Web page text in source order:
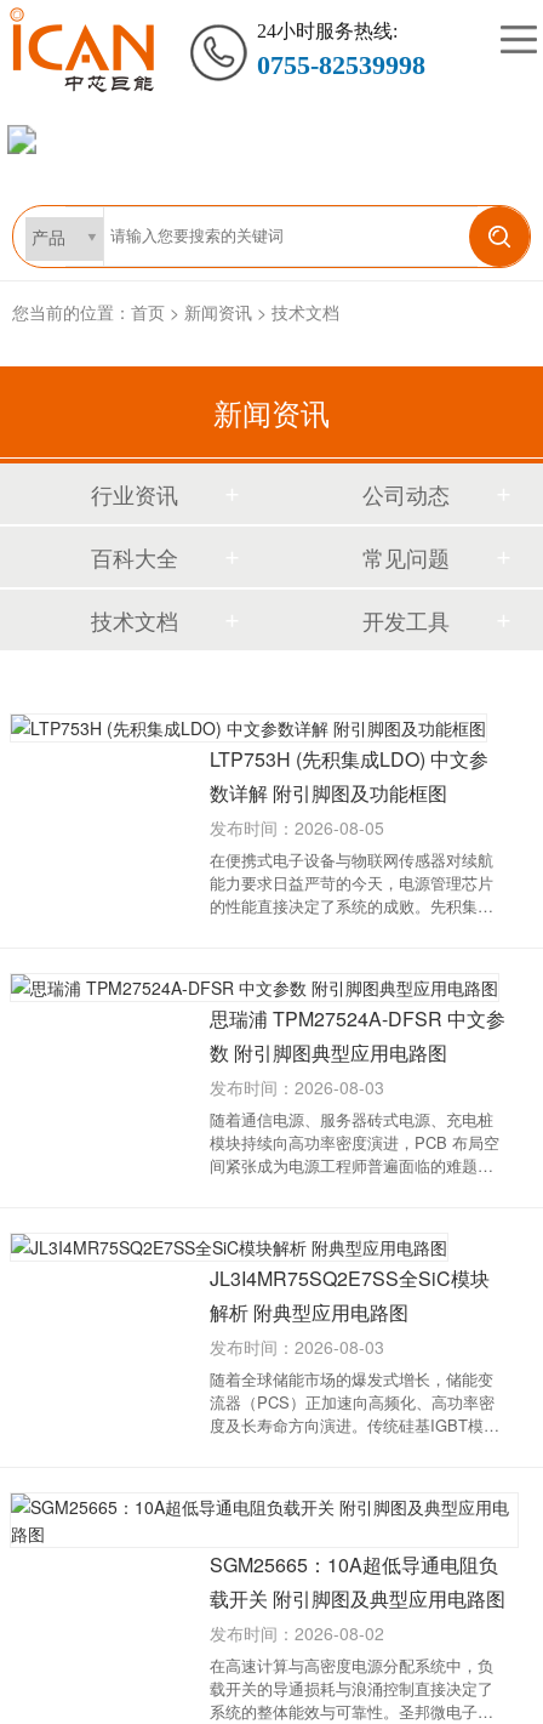
24小时服务热线:
0755-82539998
您当前的位置： 首页 > 新闻资讯 > 技术文档
新闻资讯
行业资讯
公司动态
百科大全
常见问题
技术文档
开发工具
LTP753H (先积集成LDO) 中文参
数详解 附引脚图及功能框图
发布时间：2026-08-05
在便携式电子设备与物联网传感器对续航
能力要求日益严苛的今天，电源管理芯片
的性能直接决定了系统的成败。先积集成
稳压器（LDO），为工程师提供了延长电
池寿命与保障信号...
思瑞浦 TPM27524A-DFSR 中文参
数 附引脚图典型应用电路图
发布时间：2026-08-03
随着通信电源、服务器砖式电源、充电桩
模块持续向高功率密度演进，PCB 布局空
间紧张成为电源工程师普遍面临的难题。
装，在保障驱动性能的前提下，有效缓解
高密度电源...
JL3I4MR75SQ2E7SS全SiC模块
解析 附典型应用电路图
发布时间：2026-08-03
随着全球储能市场的爆发式增长，储能变
流器（PCS）正加速向高频化、高功率密
度及长寿命方向演进。传统硅基IGBT模块
司（股票代码：605111）子公司)推出的
LQ2系列三电平全Si...
SGM25665：10A超低导通电阻负
载开关 附引脚图及典型应用电路图
发布时间：2026-08-02
在高速计算与高密度电源分配系统中，负
载开关的导通损耗与浪涌控制直接决定了
系统的整体能效与可靠性。圣邦微电子推